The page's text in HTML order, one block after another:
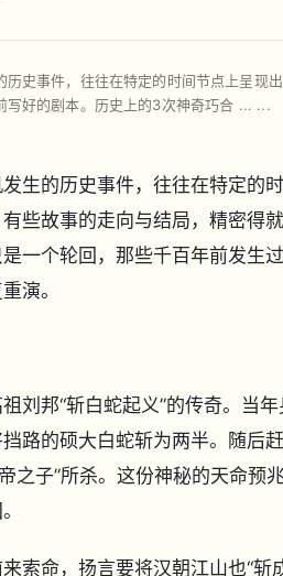
史事件，往往在特定的时间节点上呈现
写好的剧本。历史上的3次神奇巧合 ... ...
生的历史事件，往往在特定的
些故事的走向与结局，精密得
一个轮回，那些千百年前发生
演。
刘邦“斩白蛇起义”的传奇。当
路的硕大白蛇斩为两半。随后
之子”所杀。这份神秘的天命预
索命，扬言要将汉朝江山也“斩